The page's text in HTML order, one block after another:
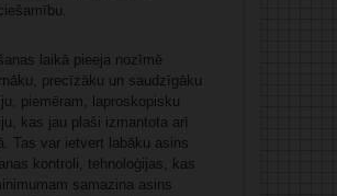
laikā pieeja nozīmē
precīzāku un saudzīgāku
piemēram, laproskopisku
kas jau plaši izmantota arī
Tas var ietvert labāku asins
kontroli, tehnoloģijas, kas
samazina asins